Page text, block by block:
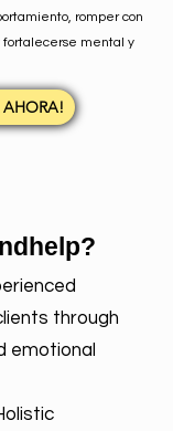
romper con
fortalecerse mental y
AHORA!
through
emotional